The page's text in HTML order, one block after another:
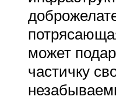
может
частичку